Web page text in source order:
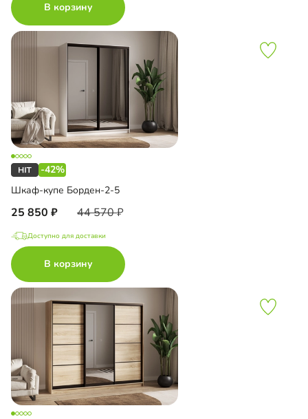
В корзину
-42%
Шкаф-купе Борден-2-5
25 850 44 570
Доступно для доставки
В корзину